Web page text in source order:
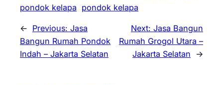
pondok kelapa pondok kelapa
← Previous: Jasa
Bangun Rumah Pondok
Indah – Jakarta Selatan
Next: Jasa Bangun
Rumah Grogol Utara –
Jakarta Selatan
→